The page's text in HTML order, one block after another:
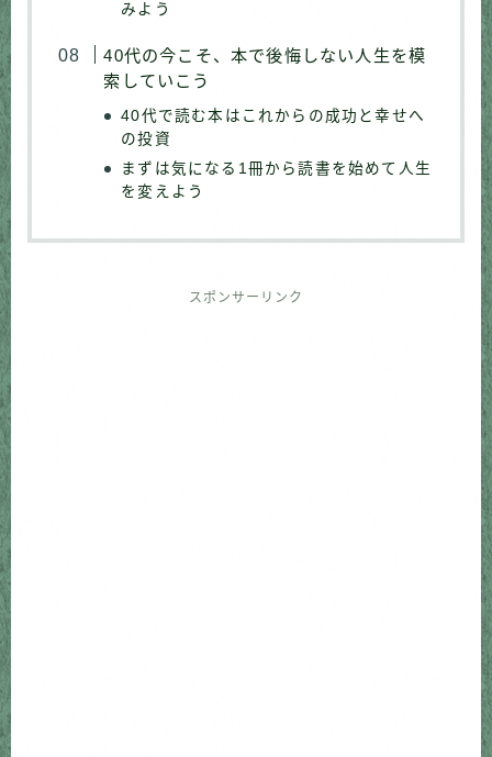
みよう
40代の今こそ、本で後悔しない人生を模
索していこう
40代で読む本はこれからの成功と幸せへ
の投資
まずは気になる1冊から読書を始めて人生
を変えよう
スポンサーリンク